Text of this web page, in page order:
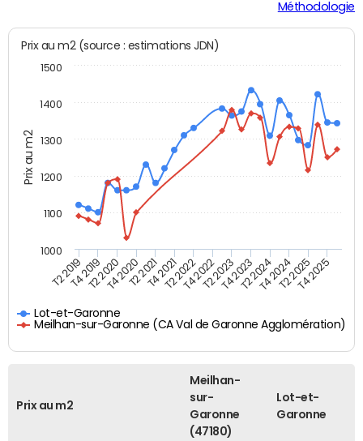
Méthodologie
Prix au m2
Prix au m2 (source : estimations JDN)
Lot-et-Garonne
Meilhan-sur-Garonne (CA Val de Garonne Agglomération)
T2 2019T4 2019T2 2020T4 2020T2 2021T4 2021T2 2022T4 2022T2 2023T4 2023T2 2024T4 2024T2 2025T4 2025
1000
1100
1200
1300
1400
1500
Prix au m2
Meilhan-
sur-
Garonne
(47180)
Lot-et-
Garonne